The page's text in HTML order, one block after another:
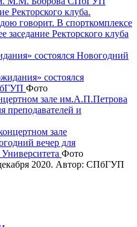
говорит. В спорткомплексе
Ректорского клуба
состоялся
Фото
зале
вечер для
Фото
2020. Автор: СПбГУП